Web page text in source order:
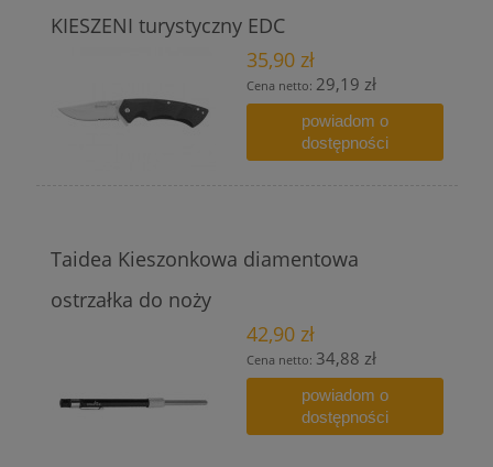
KIESZENI turystyczny EDC
35,90 zł
Cena netto: 29,19 zł
powiadom o
dostępności
Taidea Kieszonkowa diamentowa
ostrzałka do noży
42,90 zł
Cena netto: 34,88 zł
powiadom o
dostępności